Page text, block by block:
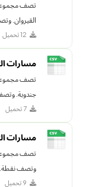
تصف مجموعة
القيروان.
مسارات
تصف مجموعة
جندوبة.
مسارات
تصف مجموعة
وتصف